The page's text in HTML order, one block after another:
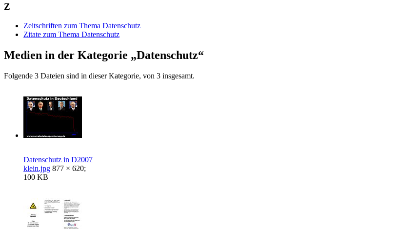
Z
Zeitschriften zum Thema Datenschutz
Zitate zum Thema Datenschutz
Medien in der Kategorie „Datenschutz“
Folgende 3 Dateien sind in dieser Kategorie, von 3 insgesamt.
Datenschutz in D2007
klein.jpg 877 × 620;
100 KB